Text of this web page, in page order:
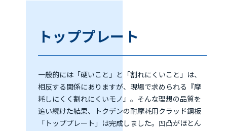
トッププレート
一般的には「硬いこと」と「割れにくいこと」は、
相反する関係にありますが、現場で求められる『摩
耗しにくく割れにくいモノ』。そんな理想の品質を
追い続けた結果、トクデンの耐摩耗用クラッド鋼板
「トッププレート」は完成しました。凹凸がほとん